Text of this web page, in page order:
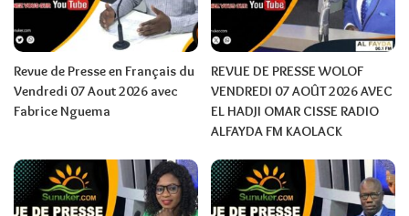
Revue de Presse en Français du
Vendredi 07 Aout 2026 avec
Fabrice Nguema
REVUE DE PRESSE WOLOF
VENDREDI 07 AOÛT 2026 AVEC
EL HADJI OMAR CISSE RADIO
ALFAYDA FM KAOLACK